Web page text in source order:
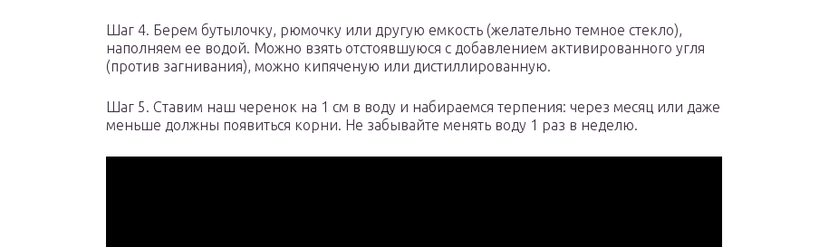
Шаг 4. Берем бутылочку, рюмочку или другую емкость (желательно темное стекло),
наполняем ее водой. Можно взять отстоявшуюся с добавлением активированного угля
(против загнивания), можно кипяченую или дистиллированную.
Шаг 5. Ставим наш черенок на 1 см в воду и набираемся терпения: через месяц или даже
меньше должны появиться корни. Не забывайте менять воду 1 раз в неделю.